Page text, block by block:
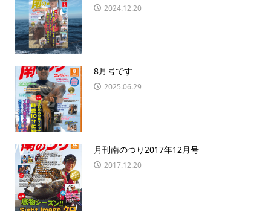
2024.12.20
8月号です
2025.06.29
月刊南のつり2017年12月号
2017.12.20